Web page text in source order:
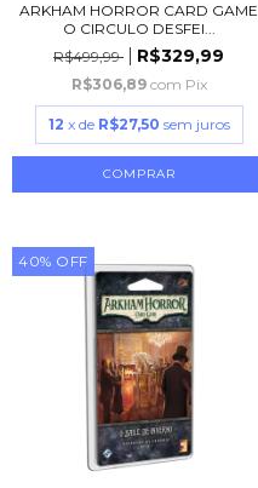
ARKHAM HORROR CARD GAME
O CIRCULO DESFEI...
R$499,99
R$329,99
R$306,89 com Pix
12 x de R$27,50 sem juros
40% OFF